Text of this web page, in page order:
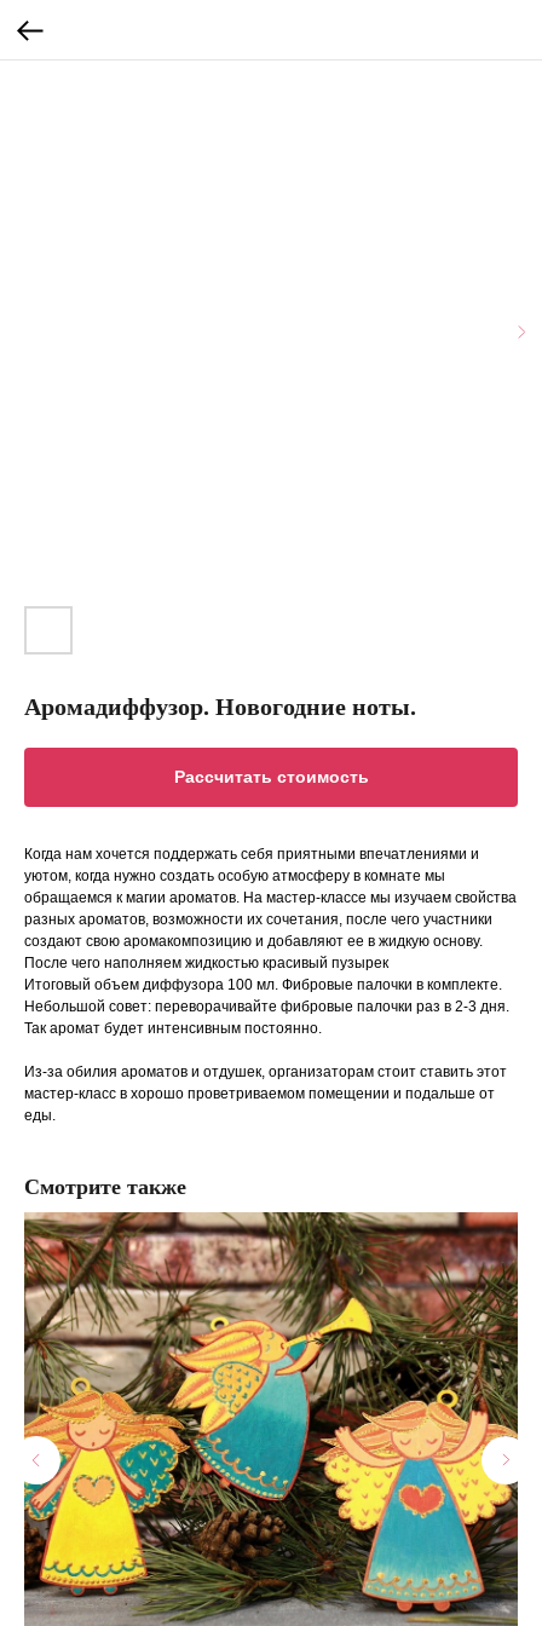
Аромадиффузор. Новогодние ноты.
Рассчитать стоимость
Когда нам хочется поддержать себя приятными впечатлениями и
уютом, когда нужно создать особую атмосферу в комнате мы
обращаемся к магии ароматов. На мастер-классе мы изучаем свойства
разных ароматов, возможности их сочетания, после чего участники
создают свою аромакомпозицию и добавляют ее в жидкую основу.
После чего наполняем жидкостью красивый пузырек
Итоговый объем диффузора 100 мл. Фибровые палочки в комплекте.
Небольшой совет: переворачивайте фибровые палочки раз в 2-3 дня.
Так аромат будет интенсивным постоянно.
Из-за обилия ароматов и отдушек, организаторам стоит ставить этот
мастер-класс в хорошо проветриваемом помещении и подальше от
еды.
Смотрите также